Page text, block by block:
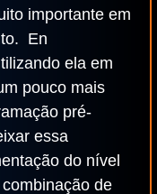
importante em
En
ela em
pouco mais
pré-
essa
do nível
de